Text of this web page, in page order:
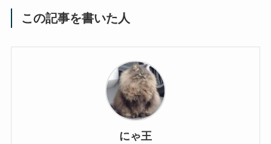
この記事を書いた人
にゃ王